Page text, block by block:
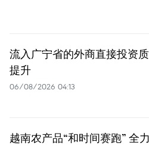
流入广宁省的外商直接投资
提升
06/08/2026 04:13
越南农产品“和时间赛跑” 全